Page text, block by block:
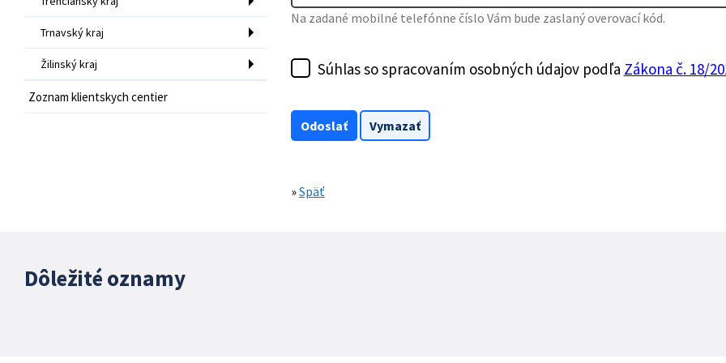
Trnavský kraj
Žilinský kraj
Zoznam klientskych centier
Na zadané mobilné telefónne číslo Vám bude zaslaný overovací kód.
Súhlas so spracovaním osobných údajov podľa Zákona č. 18/
»Späť
Dôležité oznamy